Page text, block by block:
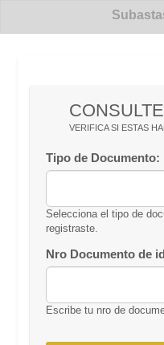
VERIFICA SI ESTAS
Tipo de Documento:
Selecciona el tipo de
registraste.
Nro Documento de
Escribe tu nro de